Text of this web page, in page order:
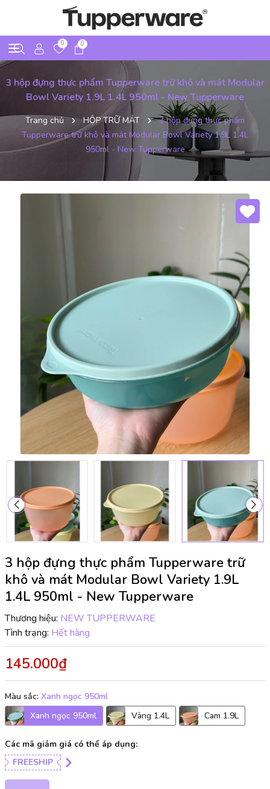
0 0
3 hộp đựng thực phẩm Tupperware trữ khô và mát Modular
Bowl Variety 1.9L 1.4L 950ml - New Tupperware
Trang chủ HỘP TRỮ MÁT
3 hộp đựng thực phẩm
Tupperware trữ khô và mát Modular Bowl Variety 1.9L 1.4L
950ml - New Tupperware
3 hộp đựng thực phẩm Tupperware trữ
khô và mát Modular Bowl Variety 1.9L
1.4L 950ml - New Tupperware
Thương hiệu: NEW TUPPERWARE
Tình trạng: Hết hàng
145.000₫
Màu sắc: Xanh ngọc 950ml
Xanh ngọc 950ml
Vàng 1.4L Cam 1.9L
Các mã giảm giá có thể áp dụng:
FREESHIP